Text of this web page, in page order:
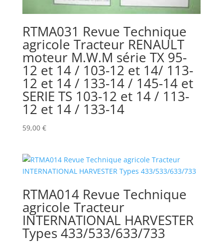
RTMA031 Revue Technique
agricole Tracteur RENAULT
moteur M.W.M série TX 95-
12 et 14 / 103-12 et 14/ 113-
12 et 14 / 133-14 / 145-14 et
SERIE TS 103-12 et 14 / 113-
12 et 14 / 133-14
59,00 €
RTMA014 Revue Technique
agricole Tracteur
INTERNATIONAL HARVESTER
Types 433/533/633/733